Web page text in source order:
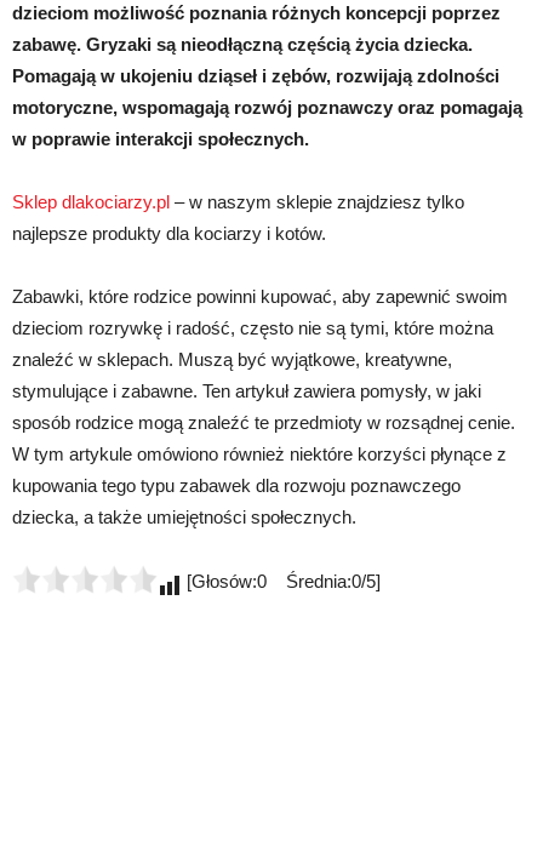
dzieciom możliwość poznania różnych koncepcji poprzez
zabawę. Gryzaki są nieodłączną częścią życia dziecka.
Pomagają w ukojeniu dziąseł i zębów, rozwijają zdolności
motoryczne, wspomagają rozwój poznawczy oraz pomagają
w poprawie interakcji społecznych.
Sklep dlakociarzy.pl – w naszym sklepie znajdziesz tylko
najlepsze produkty dla kociarzy i kotów.
Zabawki, które rodzice powinni kupować, aby zapewnić swoim
dzieciom rozrywkę i radość, często nie są tymi, które można
znaleźć w sklepach. Muszą być wyjątkowe, kreatywne,
stymulujące i zabawne. Ten artykuł zawiera pomysły, w jaki
sposób rodzice mogą znaleźć te przedmioty w rozsądnej cenie.
W tym artykule omówiono również niektóre korzyści płynące z
kupowania tego typu zabawek dla rozwoju poznawczego
dziecka, a także umiejętności społecznych.
[Głosów:0 Średnia:0/5]